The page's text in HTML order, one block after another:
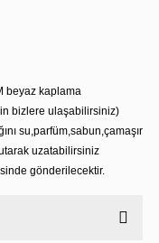
beyaz kaplama
bizlere ulaşabilirsiniz)
su,parfüm,sabun,çamaşır
uzatabilirsiniz
gönderilecektir.